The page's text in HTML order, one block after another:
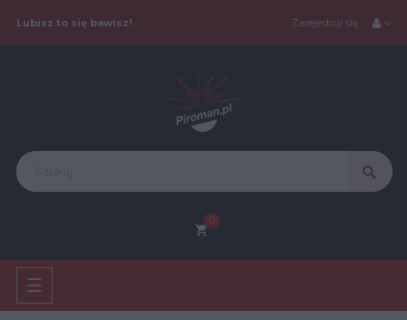
Lubisz to się bawisz! Zarejestruj się
search
shopping_cart
Toggle
navigation
☰